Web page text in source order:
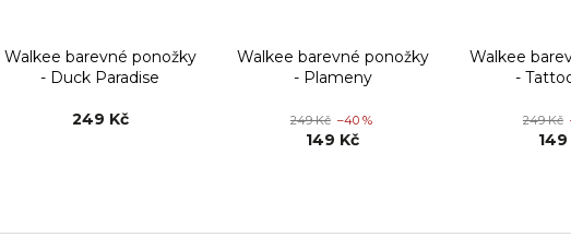
Walkee barevné ponožky
- Duck Paradise
249 Kč
Walkee barevné ponožky
- Plameny
249 Kč –40 %
149 Kč
Walkee
-
249 Kč
149